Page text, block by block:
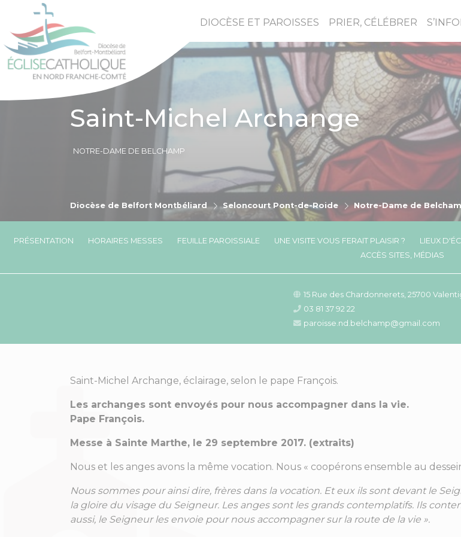
DIOCÈSE ET PAROISSES PRIER, CÉLÉBRER
Saint-Michel Archange
NOTRE-DAME DE BELCHAMP
Diocèse de Belfort Montbéliard Seloncourt Pont-de-Roide Notre-Dame de
PRÉSENTATION HORAIRES MESSES FEUILLE PAROISSIALE UNE VISITE VOUS FERAIT PLAISIR ? LIEUX
ACCÈS SITES, MÉDIAS
15 Rue des Chardonnerets, 25700
03 81 37 92 22
paroisse.nd.belchamp@gmail.com
Saint-Michel Archange, éclairage, selon le pape François.
Les archanges sont envoyés pour nous accompagner dans la vie.
Pape François.
Messe à Sainte Marthe, le 29 septembre 2017. (extraits)
Nous et les anges avons la même vocation. Nous « coopérons ensemble au
Nous sommes pour ainsi dire, frères dans la vocation. Et eux ils sont devant le
la gloire du visage du Seigneur. Les anges sont les grands contemplatifs. Ils
aussi, le Seigneur les envoie pour nous accompagner sur la route de la vie ».